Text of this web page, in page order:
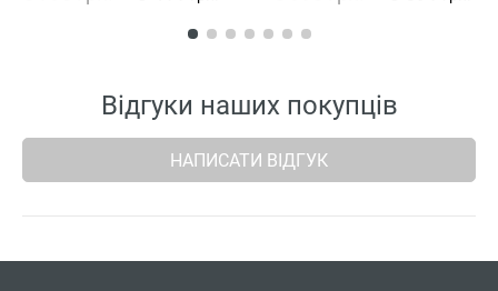
Відгуки наших покупців
НАПИСАТИ ВІДГУК